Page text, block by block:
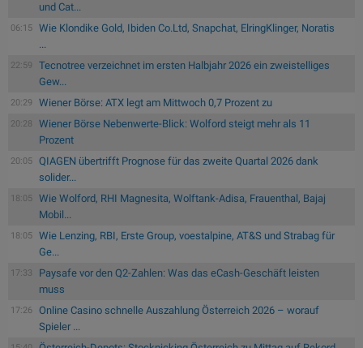
und Cat...
06:15
Wie Klondike Gold, Ibiden Co.Ltd, Snapchat, ElringKlinger, Noratis
...
22:59
Tecnotree verzeichnet im ersten Halbjahr 2026 ein zweistelliges
Gew...
20:29 Wiener Börse: ATX legt am Mittwoch 0,7 Prozent zu
20:28
Wiener Börse Nebenwerte-Blick: Wolford steigt mehr als 11
Prozent
20:05
QIAGEN übertrifft Prognose für das zweite Quartal 2026 dank
solider...
18:05
Wie Wolford, RHI Magnesita, Wolftank-Adisa, Frauenthal, Bajaj
Mobil...
18:05
Wie Lenzing, RBI, Erste Group, voestalpine, AT&S und Strabag für
Ge...
17:33
Paysafe vor den Q2-Zahlen: Was das eCash-Geschäft leisten
muss
17:26
Online Casino schnelle Auszahlung Österreich 2026 – worauf
Spieler ...